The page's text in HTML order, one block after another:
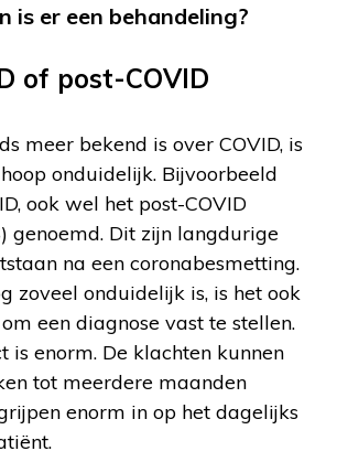
is er een behandeling?
of post-COVID
meer bekend is over COVID, is
onduidelijk. Bijvoorbeeld
ook wel het post-COVID
genoemd. Dit zijn langdurige
na een coronabesmetting.
zoveel onduidelijk is, is het ook
een diagnose vast te stellen.
is enorm. De klachten kunnen
tot meerdere maanden
enorm in op het dagelijks